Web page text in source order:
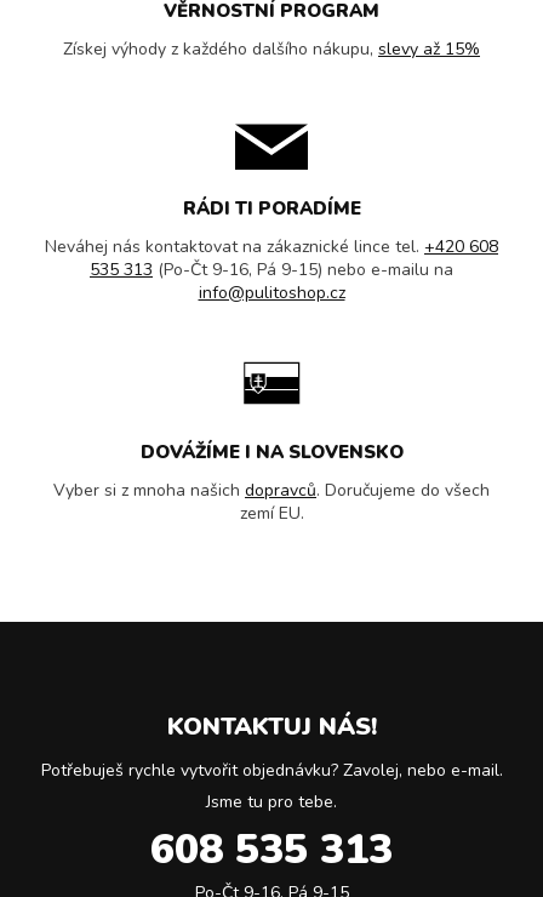
VĚRNOSTNÍ PROGRAM
Získej výhody z každého dalšího nákupu, slevy až 15%
RÁDI TI PORADÍME
Neváhej nás kontaktovat na zákaznické lince tel. +420 608
535 313 (Po-Čt 9-16, Pá 9-15) nebo e-mailu na
info@pulitoshop.cz
DOVÁŽÍME I NA SLOVENSKO
Vyber si z mnoha našich dopravců. Doručujeme do všech
zemí EU.
KONTAKTUJ NÁS!
Potřebuješ rychle vytvořit objednávku? Zavolej, nebo e-mail.
Jsme tu pro tebe.
608 535 313